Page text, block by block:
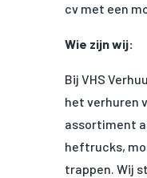
cv met een
Wie zijn wij:
Bij VHS
het verhuren
assortiment
heftrucks,
trappen. Wij